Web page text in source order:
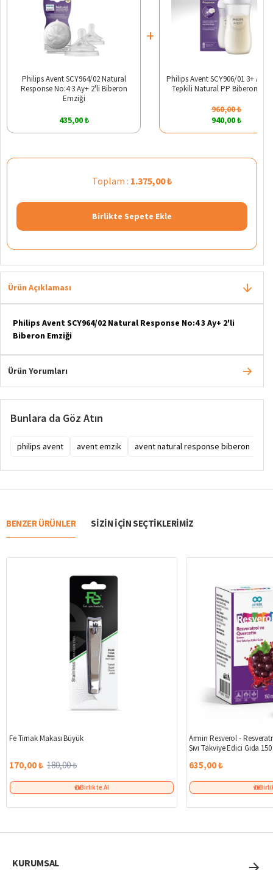
Philips Avent SCY964/02 Natural
Response No:4 3 Ay+ 2'li Biberon
Emziği
435,00 ₺
+
Philips Avent SCY906/01 3+ Ay
Tepkili Natural PP Biberon 330
960,00 ₺
940,00 ₺
Toplam : 1.375,00 ₺
Birlikte Sepete Ekle
Ürün Açıklaması
Philips Avent SCY964/02 Natural Response No:4 3 Ay+ 2'li
Biberon Emziği
Ürün Yorumları
Bunlara da Göz Atın
philips avent avent emzik avent natural response biberon
BENZER ÜRÜNLER SIZIN IÇIN SEÇTIKLERIMIZ
Fe Tırnak Makası Büyük
170,00 ₺ 180,00 ₺
Birlikte Al
Armin Resverol -
Sıvı Takviye Edici Gıda
635,00 ₺
KURUMSAL